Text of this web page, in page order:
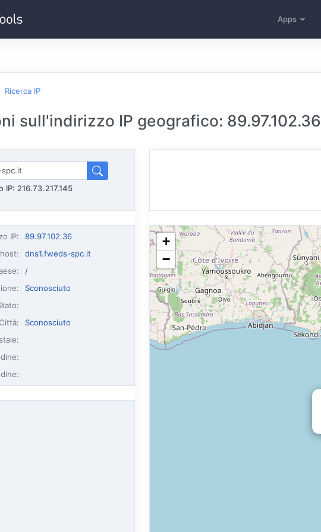
Apps
Ricerca IP
sull'indirizzo IP geografico: 89.97.102.36
IP: 216.73.217.145
IP:
89.97.102.36
:
dns1.fweds-spc.it
/
Sconosciuto
Città:
Sconosciuto
+
−